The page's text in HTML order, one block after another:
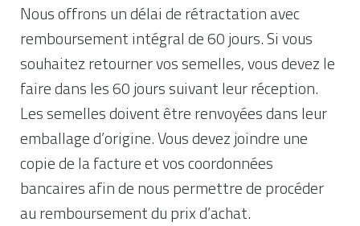
Nous offrons un délai de rétractation avec
remboursement intégral de 60 jours. Si vous
souhaitez retourner vos semelles, vous devez le
faire dans les 60 jours suivant leur réception.
Les semelles doivent être renvoyées dans leur
emballage d’origine. Vous devez joindre une
copie de la facture et vos coordonnées
bancaires afin de nous permettre de procéder
au remboursement du prix d’achat.